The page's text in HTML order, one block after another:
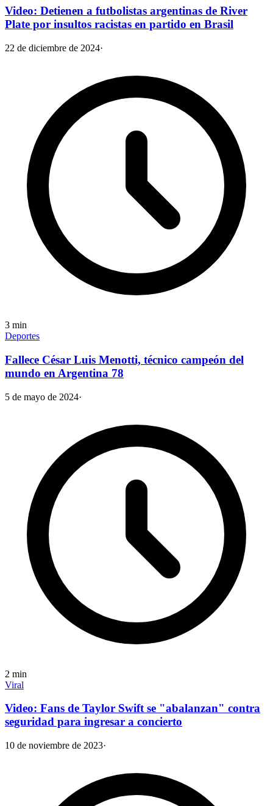
Video: Detienen a futbolistas argentinas de River
Plate por insultos racistas en partido en Brasil
22 de diciembre de 2024·
3 min
Deportes
Fallece César Luis Menotti, técnico campeón del
mundo en Argentina 78
5 de mayo de 2024·
2 min
Viral
Video: Fans de Taylor Swift se "abalanzan" contra
seguridad para ingresar a concierto
10 de noviembre de 2023·